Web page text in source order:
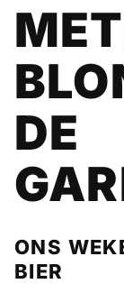
DE
ONS
BIER